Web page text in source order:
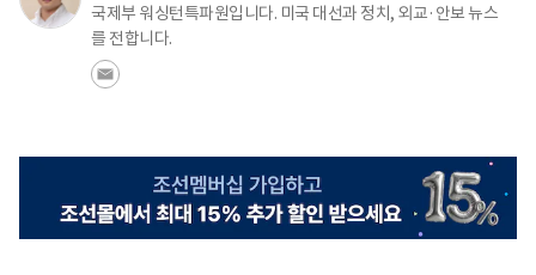
국제부 워싱턴특파원입니다. 미국 대선과 정치, 외교·안보 뉴스
를 전합니다.